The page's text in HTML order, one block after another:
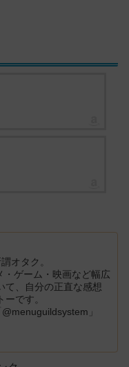
オタク。
ゲーム・映画など幅広
て、自分の正直な感想
です。
」